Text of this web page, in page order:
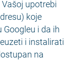
upotrebi
koje
i da ih
i instalirati
na